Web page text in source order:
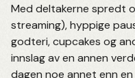
Med deltakerne spredt
streaming), hyppige
godteri, cupcakes og
innslag av en annen
dagen noe annet enn